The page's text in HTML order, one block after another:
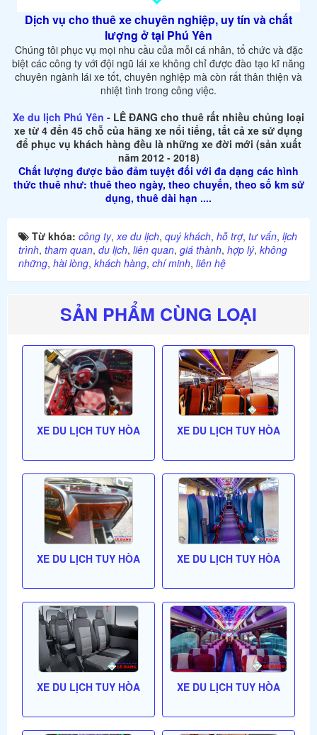
Dịch vụ cho thuê xe chuyên nghiệp, uy tín và chất
lượng ở tại Phú Yên
Chúng tôi phục vụ mọi nhu cầu của mỗi cá nhân, tổ chức và đặc
biệt các công ty với đội ngũ lái xe không chỉ được đào tạo kĩ năng
chuyên ngành lái xe tốt, chuyên nghiệp mà còn rất thân thiện và
nhiệt tình trong công việc.
Xe du lịch Phú Yên - LÊ ĐANG cho thuê rất nhiều chủng loại
xe từ 4 đến 45 chỗ của hãng xe nổi tiếng, tất cả xe sử dụng
để phục vụ khách hàng đều là những xe đời mới (sản xuất
năm 2012 - 2018)
Chất lượng được bảo đảm tuyệt đối với đa dạng các hình
thức thuê như: thuê theo ngày, theo chuyến, theo số km sử
dụng, thuê dài hạn ....
Từ khóa: công ty,xe du lịch, quý khách, hỗ trợ, tư vấn, lịch
trình, tham quan, du lịch, liên quan, giá thành, hợp lý, không
những, hài lòng, khách hàng, chí minh, liên hệ
SẢN PHẨM CÙNG LOẠI
XE DU LỊCH TUY HÒA XE DU LỊCH TUY HÒA
XE DU LỊCH TUY HÒA XE DU LỊCH TUY HÒA
XE DU LỊCH TUY HÒA XE DU LỊCH TUY HÒA